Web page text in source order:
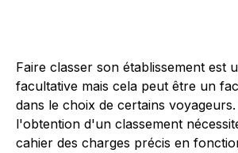
Faire classer son établissement est
facultative mais cela peut être un
dans le choix de certains
l'obtention d'un classement
cahier des charges précis en